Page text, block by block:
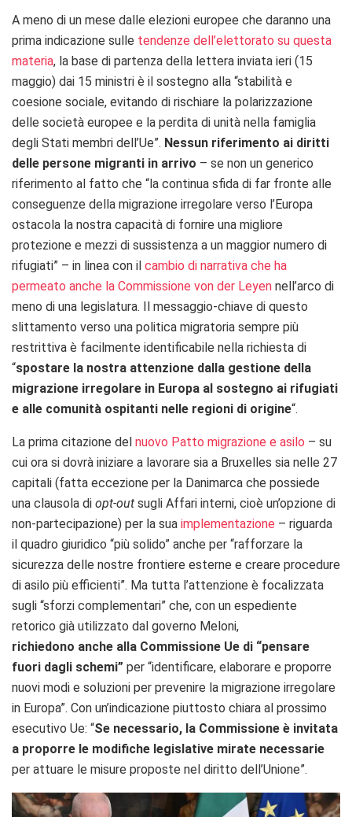
A meno di un mese dalle elezioni europee che daranno una
prima indicazione sulle tendenze dell’elettorato su questa
materia, la base di partenza della lettera inviata ieri (15
maggio) dai 15 ministri è il sostegno alla “stabilità e
coesione sociale, evitando di rischiare la polarizzazione
delle società europee e la perdita di unità nella famiglia
degli Stati membri dell’Ue”. Nessun riferimento ai diritti
delle persone migranti in arrivo – se non un generico
riferimento al fatto che “la continua sfida di far fronte alle
conseguenze della migrazione irregolare verso l’Europa
ostacola la nostra capacità di fornire una migliore
protezione e mezzi di sussistenza a un maggior numero di
rifugiati” – in linea con il cambio di narrativa che ha
permeato anche la Commissione von der Leyen nell’arco di
meno di una legislatura. Il messaggio-chiave di questo
slittamento verso una politica migratoria sempre più
restrittiva è facilmente identificabile nella richiesta di
“spostare la nostra attenzione dalla gestione della
migrazione irregolare in Europa al sostegno ai rifugiati
e alle comunità ospitanti nelle regioni di origine“.
La prima citazione del nuovo Patto migrazione e asilo – su
cui ora si dovrà iniziare a lavorare sia a Bruxelles sia nelle 27
capitali (fatta eccezione per la Danimarca che possiede
una clausola di opt-out sugli Affari interni, cioè un’opzione di
non-partecipazione) per la sua implementazione – riguarda
il quadro giuridico “più solido” anche per “rafforzare la
sicurezza delle nostre frontiere esterne e creare procedure
di asilo più efficienti”. Ma tutta l’attenzione è focalizzata
sugli “sforzi complementari” che, con un espediente
retorico già utilizzato dal governo Meloni,
richiedono anche alla Commissione Ue di “pensare
fuori dagli schemi” per “identificare, elaborare e proporre
nuovi modi e soluzioni per prevenire la migrazione irregolare
in Europa”. Con un’indicazione piuttosto chiara al prossimo
esecutivo Ue: “Se necessario, la Commissione è invitata
a proporre le modifiche legislative mirate necessarie
per attuare le misure proposte nel diritto dell’Unione”.